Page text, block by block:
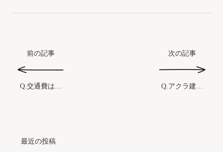
前の記事 次の記事
最近の投稿